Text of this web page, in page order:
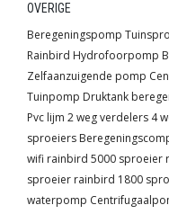
OVERIGE
Beregeningspomp
Rainbird Hydrofoorpomp
Zelfaanzuigende pomp
Tuinpomp Druktank
Pvc lijm 2 weg verdelers 4
sproeiers
wifi rainbird 5000 sproeier
sproeier rainbird 1800
waterpomp